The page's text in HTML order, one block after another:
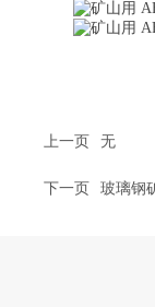
上一页 无
下一页 玻璃钢